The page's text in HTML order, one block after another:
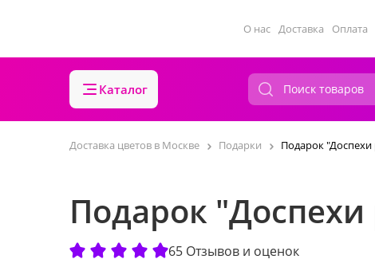
О нас Доставка Оплата
Каталог
Доставка цветов в Москве Подарки Подарок
Подарок
65 Отзывов и оценок